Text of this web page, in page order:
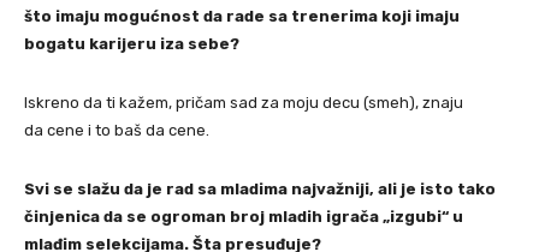
što imaju mogućnost da rade sa trenerima koji imaju
bogatu karijeru iza sebe?
Iskreno da ti kažem, pričam sad za moju decu (smeh), znaju
da cene i to baš da cene.
Svi se slažu da je rad sa mladima najvažniji, ali je isto tako
činjenica da se ogroman broj mladih igrača „izgubi“ u
mlađim selekcijama. Šta presuđuje?